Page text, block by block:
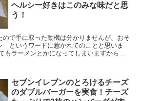
ヘルシー好きはこのみな味だと思
う！
ので手に取った動機は分かりませんが、おそ
いうワードに惹かれてのことと思いま
もラーメンとかになってしまいますから
セブンイレブンのとろけるチーズ
のダブルバーガーを実食！チーズ